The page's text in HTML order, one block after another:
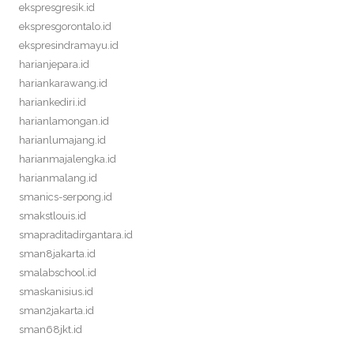
ekspresgresik.id
ekspresgorontalo.id
ekspresindramayu.id
harianjepara.id
hariankarawang.id
hariankediri.id
harianlamongan.id
harianlumajang.id
harianmajalengka.id
harianmalang.id
smanics-serpong.id
smakstlouis.id
smapraditadirgantara.id
sman8jakarta.id
smalabschool.id
smaskanisius.id
sman2jakarta.id
sman68jkt.id